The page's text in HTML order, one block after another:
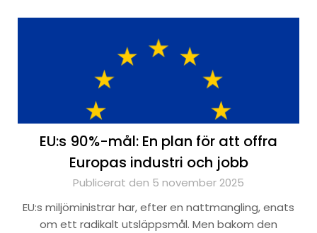
EU:s 90%-mål: En plan för att offra
Europas industri och jobb
Publicerat den 5 november 2025
EU:s miljöministrar har, efter en nattmangling, enats
om ett radikalt utsläppsmål. Men bakom den